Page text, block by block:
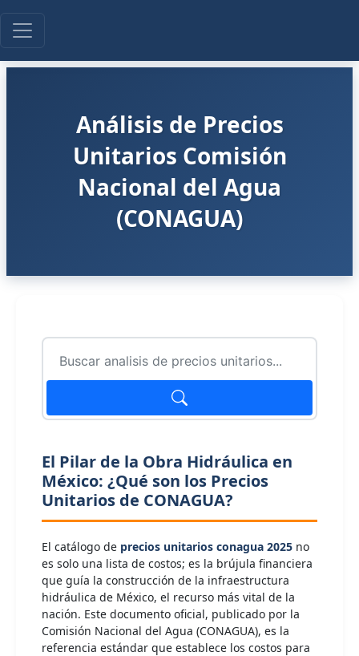
Análisis de Precios
Unitarios Comisión
Nacional del Agua
(CONAGUA)
El Pilar de la Obra Hidráulica en
México: ¿Qué son los Precios
Unitarios de CONAGUA?
El catálogo de precios unitarios conagua 2025 no
es solo una lista de costos; es la brújula financiera
que guía la construcción de la infraestructura
hidráulica de México, el recurso más vital de la
nación. Este documento oficial, publicado por la
Comisión Nacional del Agua (CONAGUA), es la
referencia estándar que establece los costos para